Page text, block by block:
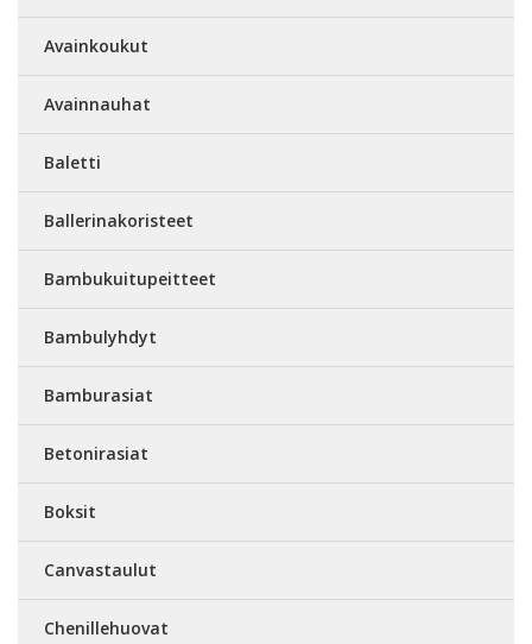
Avainkoukut
Avainnauhat
Baletti
Ballerinakoristeet
Bambukuitupeitteet
Bambulyhdyt
Bamburasiat
Betonirasiat
Boksit
Canvastaulut
Chenillehuovat